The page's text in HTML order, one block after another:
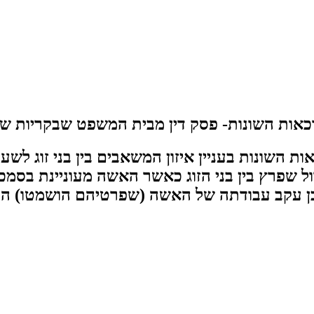
השונות- פסק דין מבית המשפט שבקריות
בין בני הזוג כאשר האשה מעוניינת
עקב עבודתה של האשה (שפרטיהם הושמטו)